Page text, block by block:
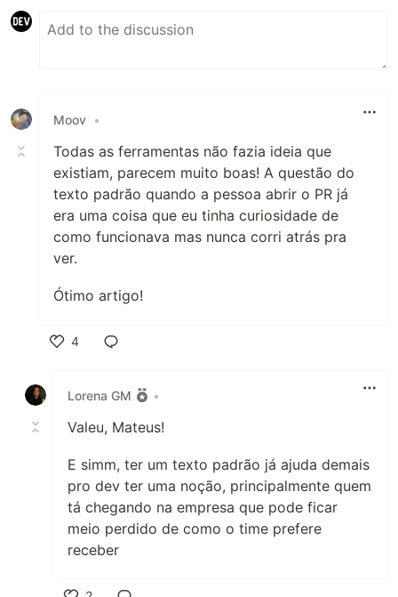
Moov •
Todas as ferramentas não fazia ideia que
existiam, parecem muito boas! A questão do
texto padrão quando a pessoa abrir o PR já
era uma coisa que eu tinha curiosidade de
como funcionava mas nunca corri atrás pra
ver.
Ótimo artigo!
4
Lorena GM
•
Valeu, Mateus!
E simm, ter um texto padrão já ajuda demais
pro dev ter uma noção, principalmente quem
tá chegando na empresa que pode ficar
meio perdido de como o time prefere
receber